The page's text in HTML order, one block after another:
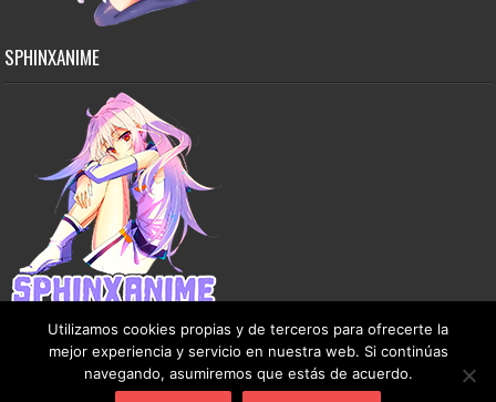
SPHINXANIME
Utilizamos cookies propias y de terceros para ofrecerte la
mejor experiencia y servicio en nuestra web. Si continúas
navegando, asumiremos que estás de acuerdo.